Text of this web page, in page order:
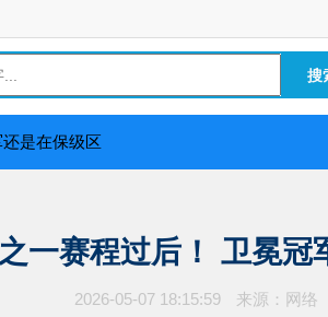
是在保级区
一赛程过后！ 卫冕冠
2026-05-07 18:15:59 来源：网络